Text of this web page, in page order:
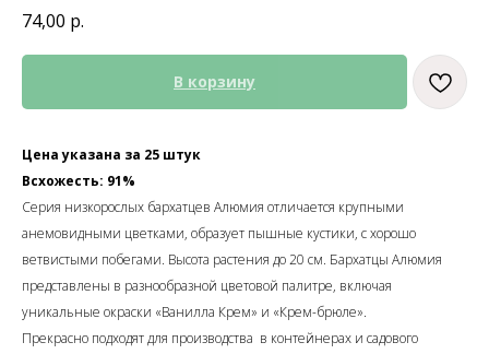
74,00 р.
В корзину
Цена указана за 25 штук
Всхожесть: 91%
Серия низкорослых бархатцев Алюмия отличается крупными
анемовидными цветками, образует пышные кустики, с хорошо
ветвистыми побегами. Высота растения до 20 см. Бархатцы Алюмия
представлены в разнообразной цветовой палитре, включая
уникальные окраски «Ванилла Крем» и «Крем-брюле».
Прекрасно подходят для производства в контейнерах и садового